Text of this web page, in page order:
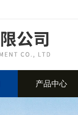
产品中心